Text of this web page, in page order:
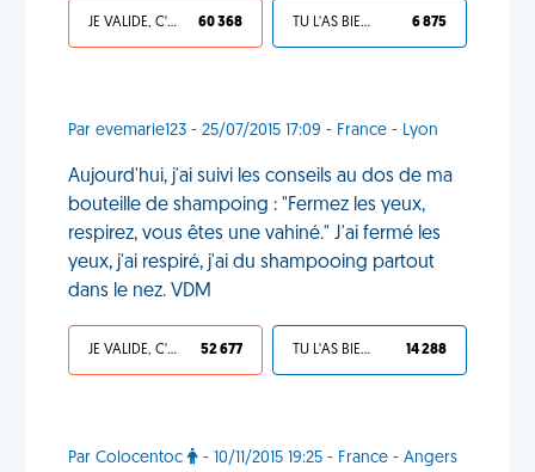
JE VALIDE, C'EST UNE VDM 60 368 TU L'AS BIEN MÉRITÉ 6 875
Par evemarie123 - 25/07/2015 17:09 - France - Lyon
Aujourd'hui, j'ai suivi les conseils au dos de ma
bouteille de shampoing : "Fermez les yeux,
respirez, vous êtes une vahiné." J'ai fermé les
yeux, j'ai respiré, j'ai du shampooing partout
dans le nez. VDM
JE VALIDE, C'EST UNE VDM 52 677 TU L'AS BIEN MÉRITÉ 14 288
Par Colocentoc - 10/11/2015 19:25 - France - Angers